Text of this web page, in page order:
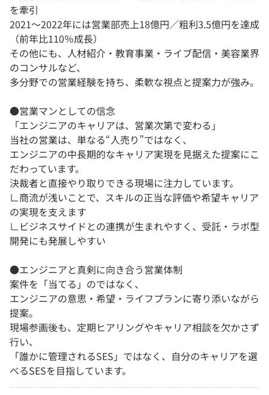
を牽引
2021〜2022年には営業部売上18億円／粗利3.5億円を達成
（前年比110％成長）
その他にも、人材紹介・教育事業・ライブ配信・美容業界
のコンサルなど、
多分野での営業経験を持ち、柔軟な視点と提案力が強み。
●営業マンとしての信念
「エンジニアのキャリアは、営業次第で変わる」
当社の営業は、単なる“人売り”ではなく、
エンジニアの中長期的なキャリア実現を見据えた提案にこ
だわっています。
決裁者と直接やり取りできる現場に注力しています。
∟商流が浅いことで、スキルの正当な評価や希望キャリア
の実現を支えます
∟ビジネスサイドとの連携が生まれやすく、受託・ラボ型
開発にも発展しやすい
●エンジニアと真剣に向き合う営業体制
案件を「当てる」のではなく、
エンジニアの意思・希望・ライフプランに寄り添いながら
提案。
現場参画後も、定期ヒアリングやキャリア相談を欠かさず
行い、
「誰かに管理されるSES」ではなく、自分のキャリアを選
べるSESを目指しています。